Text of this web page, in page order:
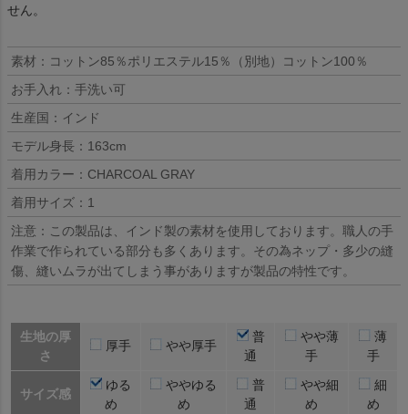
せん。
素材：コットン85％ポリエステル15％（別地）コットン100％
お手入れ：手洗い可
生産国：インド
モデル身長：163cm
着用カラー：CHARCOAL GRAY
着用サイズ：1
注意：この製品は、インド製の素材を使用しております。職人の手
作業で作られている部分も多くあります。その為ネップ・多少の縫
傷、縫いムラが出てしまう事がありますが製品の特性です。
生地の厚
さ
厚手 やや厚手
普
通
やや薄
手
薄
手
サイズ感
ゆる
め
ややゆる
め
普
通
やや細
め
細
め